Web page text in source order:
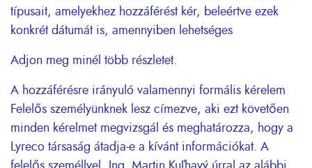
típusait, amelyekhez hozzáférést kér, beleértve ezek
konkrét dátumát is, amennyiben lehetséges
Adjon meg minél több részletet.
A hozzáférésre irányuló valamennyi formális kérelem
Felelős személyünknek lesz címezve, aki ezt követően
minden kérelmet megvizsgál és meghatározza, hogy a
Lyreco társaság átadja-e a kívánt információkat. A